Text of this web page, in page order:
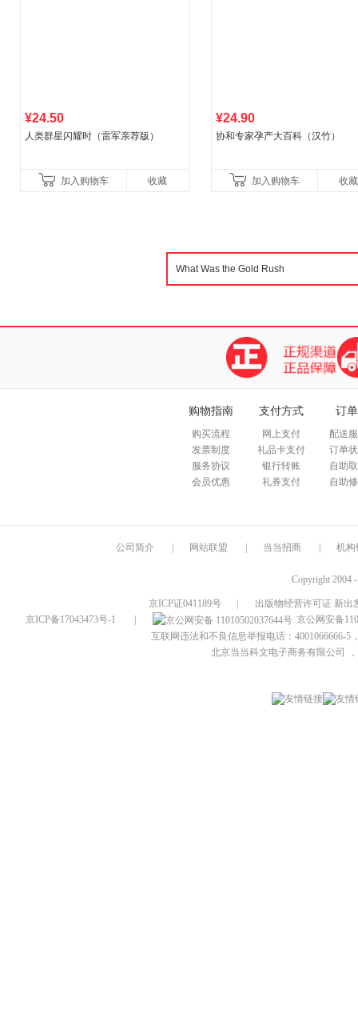
¥24.50
人类群星闪耀时（雷军亲荐版）
加入购物车 收藏
¥24.90
协和专家孕产大百科（汉竹）
加入购物车 收藏
购物指南
购买流程
发票制度
服务协议
会员优惠
支付方式
网上支付
礼品卡支付
银行转账
礼券支付
订
配送
订单
自助
自助
公司简介 网站联盟 当当招商 机构
Copyright 2004
京ICP证041189号
出版物经营许可证 新出
京ICP备17043473号-1
京公网安备
互联网违法和不良信息举报电话：4001066666-5
北京当当科文电子商务有限公司